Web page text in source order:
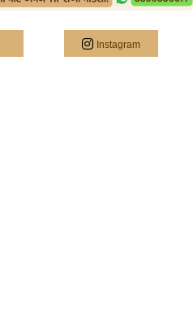
Instagram